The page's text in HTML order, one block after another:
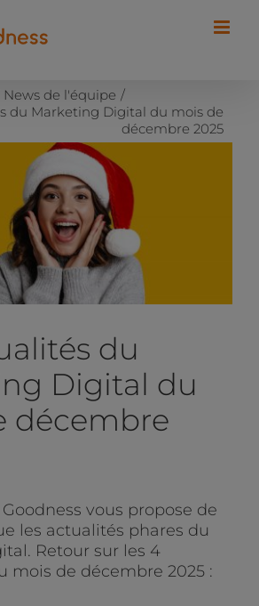
News de l'équipe
du Marketing Digital du mois de
décembre 2025
du
Digital du
décembre
vous propose de
les actualités phares du
Retour sur les 4
mois de décembre 2025 :